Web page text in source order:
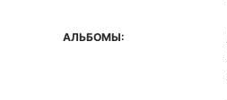
АЛЬБОМЫ: